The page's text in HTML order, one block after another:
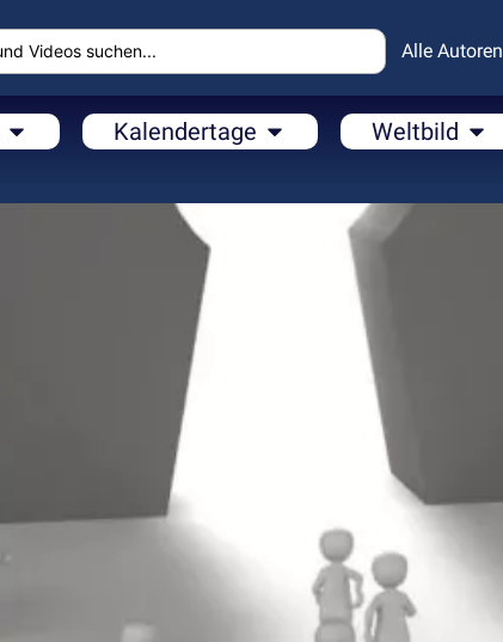
Alle Autoren
Kalendertage Weltbild